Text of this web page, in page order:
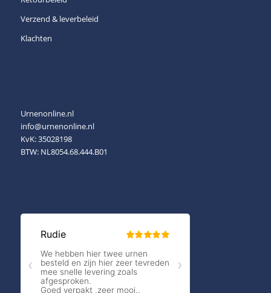
Verzend & leverbeleid
Klachten
Urnenonline.nl
info@urnenonline.nl
KvK: 35028198
BTW: NL8054.68.444.B01